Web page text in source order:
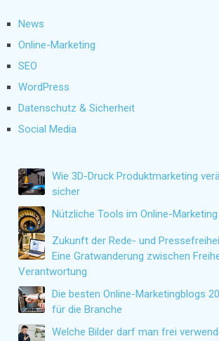
News
Online-Marketing
SEO
WordPress
Datenschutz & Sicherheit
Social Media
Wie 3D-Druck Produktmarketing
sicher
Nützliche Tools im Online-
Zukunft der Rede- und
Eine Gratwanderung zwischen
Verantwortung
Die besten Online-Marketingblogs
für die Branche
Welche Bilder darf man frei